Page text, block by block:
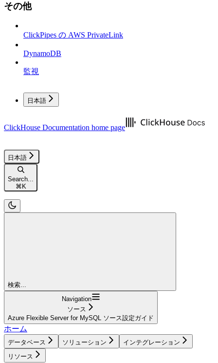
その他
ClickPipes の AWS PrivateLink
DynamoDB
監視
日本語
ClickHouse Documentation home page
日本語
Search...
⌘ K
検索...
Navigation
ソース
Azure Flexible Server for MySQL ソース設定ガイド
ホーム
データベース ソリューション
インテグレーション
リソース